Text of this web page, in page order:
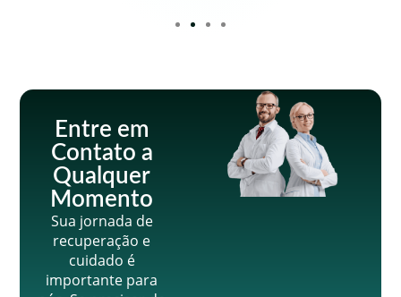
Entre em
Contato a
Qualquer
Momento
Sua jornada de
recuperação e
cuidado é
importante para